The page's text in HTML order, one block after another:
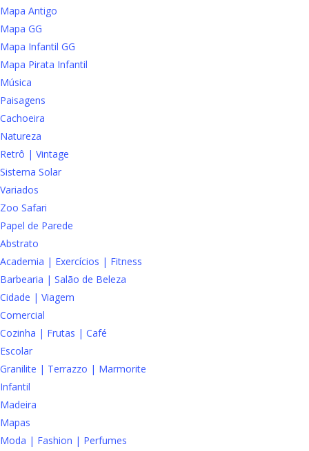
Mapa Antigo
Mapa GG
Mapa Infantil GG
Mapa Pirata Infantil
Música
Paisagens
Cachoeira
Natureza
Retrô | Vintage
Sistema Solar
Variados
Zoo Safari
Papel de Parede
Abstrato
Academia | Exercícios | Fitness
Barbearia | Salão de Beleza
Cidade | Viagem
Comercial
Cozinha | Frutas | Café
Escolar
Granilite | Terrazzo | Marmorite
Infantil
Madeira
Mapas
Moda | Fashion | Perfumes